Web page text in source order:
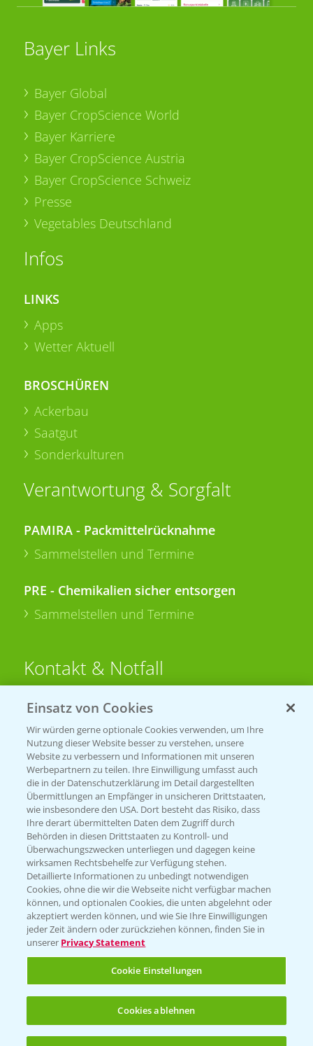
Bayer Links
Bayer Global
Bayer CropScience World
Bayer Karriere
Bayer CropScience Austria
Bayer CropScience Schweiz
Presse
Vegetables Deutschland
Infos
LINKS
Apps
Wetter Aktuell
BROSCHÜREN
Ackerbau
Saatgut
Sonderkulturen
Verantwortung & Sorgfalt
PAMIRA - Packmittelrücknahme
Sammelstellen und Termine
PRE - Chemikalien sicher entsorgen
Sammelstellen und Termine
Kontakt & Notfall
Beratung auf WhatsApp
T.+49 (0)174 346 564 1
KONTAKT
Hilfe in Notfällen
T.+49 (0)214/30-20220
Folgen Sie uns
Einsatz von Cookies
Wir würden gerne optionale Cookies verwenden, um Ihre
Nutzung dieser Website besser zu verstehen, unsere
Website zu verbessern und Informationen mit unseren
Werbepartnern zu teilen. Ihre Einwilligung umfasst auch
die in der Datenschutzerklärung im Detail dargestellten
Übermittlungen an Empfänger in unsicheren Drittstaaten,
wie insbesondere den USA. Dort besteht das Risiko, dass
Ihre derart übermittelten Daten dem Zugriff durch
Behörden in diesen Drittstaaten zu Kontroll- und
Überwachungszwecken unterliegen und dagegen keine
wirksamen Rechtsbehelfe zur Verfügung stehen.
Detaillierte Informationen zu unbedingt notwendigen
Cookies, ohne die wir die Webseite nicht verfügbar machen
können, und optionalen Cookies, die unten abgelehnt oder
akzeptiert werden können, und wie Sie Ihre Einwilligungen
jeder Zeit ändern oder zurückziehen können, finden Sie in
unserer Privacy Statement
Cookie Einstellungen
Cookies ablehnen